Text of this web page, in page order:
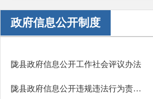
政府信息公开制度
陇县政府信息公开工作社会评议办法
陇县政府信息公开违规违法行为责任追究办法